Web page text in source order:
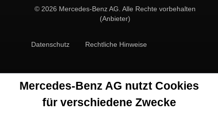
© 2026 Mercedes-Benz AG. Alle Rechte vorbehalten
(Anbieter)
Datenschutz Rechtliche Hinweise
Mercedes-Benz AG nutzt Cookies
für verschiedene Zwecke